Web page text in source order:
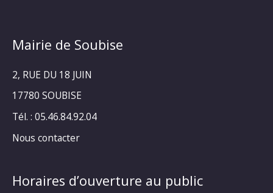
Mairie de Soubise
2, RUE DU 18 JUIN
17780 SOUBISE
Tél. : 05.46.84.92.04
Nous contacter
Horaires d’ouverture au public